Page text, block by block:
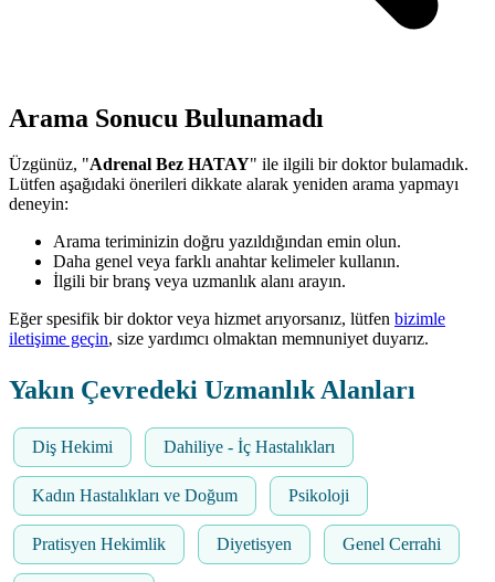
Arama Sonucu Bulunamadı
Üzgünüz, "Adrenal Bez HATAY" ile ilgili bir doktor bulamadık.
Lütfen aşağıdaki önerileri dikkate alarak yeniden arama yapmayı
deneyin:
Arama teriminizin doğru yazıldığından emin olun.
Daha genel veya farklı anahtar kelimeler kullanın.
İlgili bir branş veya uzmanlık alanı arayın.
Eğer spesifik bir doktor veya hizmet arıyorsanız, lütfen bizimle
iletişime geçin, size yardımcı olmaktan memnuniyet duyarız.
Yakın Çevredeki Uzmanlık Alanları
Diş Hekimi Dahiliye - İç Hastalıkları
Kadın Hastalıkları ve Doğum Psikoloji
Pratisyen Hekimlik Diyetisyen Genel Cerrahi